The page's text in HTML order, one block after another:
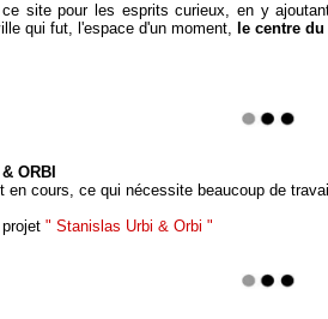
site pour les esprits curieux, en y
qui fut, l'espace d'un moment, le centre
ORBI
en cours, ce qui nécessite beaucoup de
" Stanislas Urbi & Orbi "